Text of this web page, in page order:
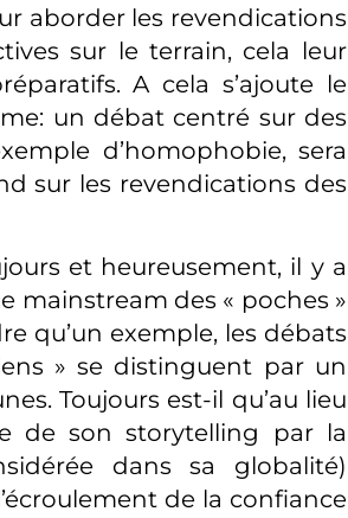
aborder les revendications
sur le terrain, cela leur
A cela s’ajoute le
un débat centré sur des
d’homophobie, sera
sur les revendications des
et heureusement, il y a
mainstream des « poches »
qu’un exemple, les débats
» se distinguent par un
Toujours est-il qu’au lieu
de son storytelling par la
dans sa globalité)
de la confiance